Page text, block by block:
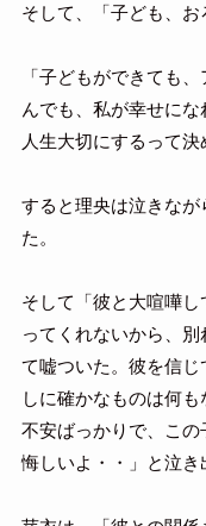
そして、「子ども、お
「子どもができても
んでも、私が幸せに
人生大切にするって決
すると理央は泣きな
た。
そして「彼と大喧嘩
ってくれないから、
て嘘ついた。彼を信
しに確かなものは何
不安ばっかりで、この
悔しいよ・・」と泣き